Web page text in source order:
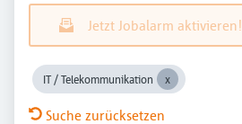
Jetzt Jobalarm aktivieren!
IT / Telekommunikation
Suche zurücksetzen